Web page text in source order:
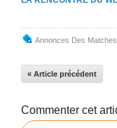
Annonces Des Matches
« Article précédent
Commenter cet